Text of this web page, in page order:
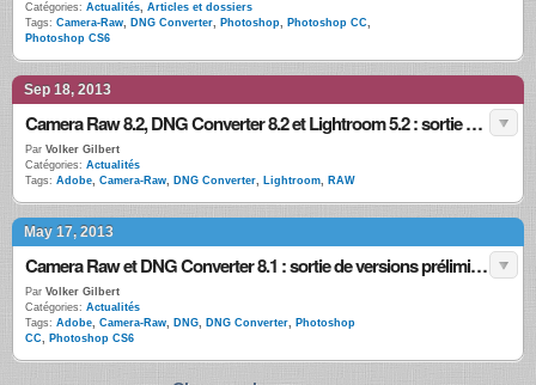
Catégories: Actualités, Articles et dossiers
Tags: Camera-Raw, DNG Converter, Photoshop, Photoshop CC,
Photoshop CS6
Sep 18, 2013
Camera Raw 8.2, DNG Converter 8.2 et Lightroom 5.2 : sortie des versions finales
Par Volker Gilbert
Catégories: Actualités
Tags: Adobe, Camera-Raw, DNG Converter, Lightroom, RAW
May 17, 2013
Camera Raw et DNG Converter 8.1 : sortie de versions préliminaires
Par Volker Gilbert
Catégories: Actualités
Tags: Adobe, Camera-Raw, DNG, DNG Converter, Photoshop
CC, Photoshop CS6